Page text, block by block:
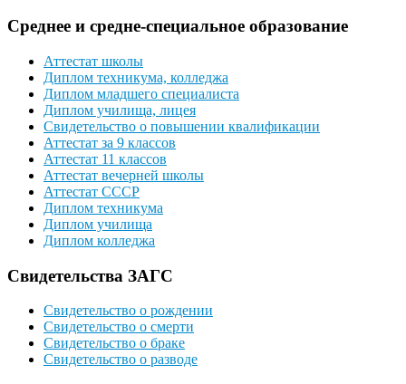
Среднее и средне-специальное образование
Аттестат школы
Диплом техникума, колледжа
Диплом младшего специалиста
Диплом училища, лицея
Свидетельство о повышении квалификации
Аттестат за 9 классов
Аттестат 11 классов
Аттестат вечерней школы
Аттестат СССР
Диплом техникума
Диплом училища
Диплом колледжа
Свидетельства ЗАГС
Свидетельство о рождении
Свидетельство о смерти
Свидетельство о браке
Свидетельство о разводе